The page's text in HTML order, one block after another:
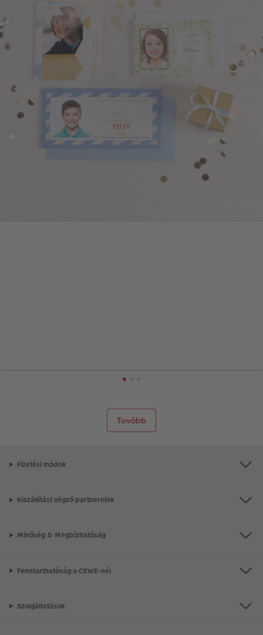
Tovább
Fizetési módok
Kiszállítást végző partnereink
Minőség & Megbízhatóság
Fenntarthatóság a CEWE-nél
Szolgáltatások